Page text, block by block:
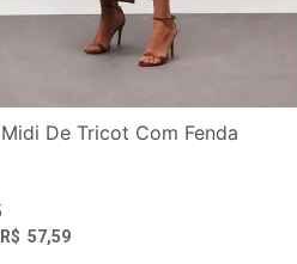
De Tricot Com Fenda
R$ 57,59